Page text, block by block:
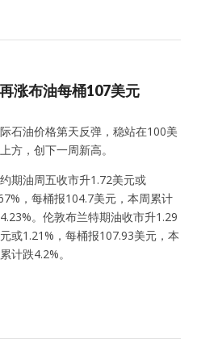
涨布油每桶107美元
石油价格第天反弹，稳站在100美
方，创下一周新高。
期油周五收市升1.72美元或
，每桶报104.7美元，本周累计
。伦敦布兰特期油收市升1.29
或1.21%，每桶报107.93美元，本
计跌4.2%。